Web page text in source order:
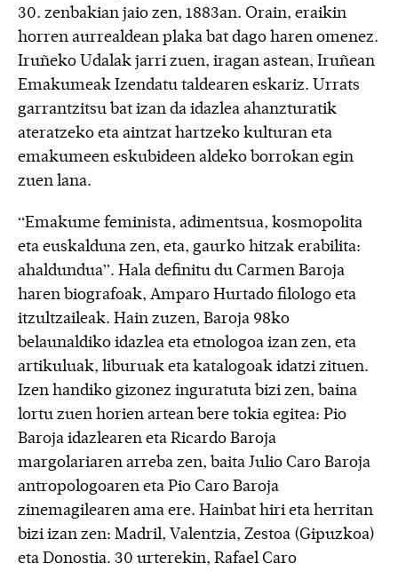
30. zenbakian jaio zen, 1883an. Orain, eraikin
horren aurrealdean plaka bat dago haren omenez.
Iruñeko Udalak jarri zuen, iragan astean, Iruñean
Emakumeak Izendatu taldearen eskariz. Urrats
garrantzitsu bat izan da idazlea ahanzturatik
ateratzeko eta aintzat hartzeko kulturan eta
emakumeen eskubideen aldeko borrokan egin
zuen lana.
“Emakume feminista, adimentsua, kosmopolita
eta euskalduna zen, eta, gaurko hitzak erabilita:
ahaldundua”. Hala definitu du Carmen Baroja
haren biografoak, Amparo Hurtado filologo eta
itzultzaileak. Hain zuzen, Baroja 98ko
belaunaldiko idazlea eta etnologoa izan zen, eta
artikuluak, liburuak eta katalogoak idatzi zituen.
Izen handiko gizonez inguratuta bizi zen, baina
lortu zuen horien artean bere tokia egitea: Pio
Baroja idazlearen eta Ricardo Baroja
margolariaren arreba zen, baita Julio Caro Baroja
antropologoaren eta Pio Caro Baroja
zinemagilearen ama ere. Hainbat hiri eta herritan
bizi izan zen: Madril, Valentzia, Zestoa (Gipuzkoa)
eta Donostia. 30 urterekin, Rafael Caro